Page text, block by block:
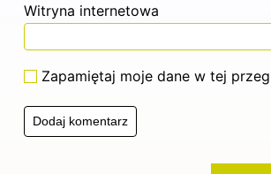
Witryna internetowa
Zapamiętaj moje dane w tej